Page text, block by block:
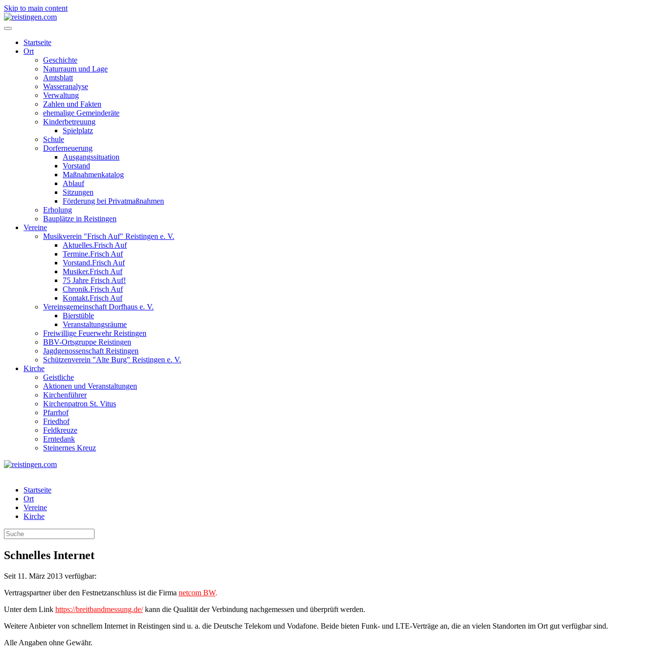
Skip to main content
Startseite
Ort
Geschichte
Naturraum und Lage
Amtsblatt
Wasseranalyse
Verwaltung
Zahlen und Fakten
ehemalige Gemeinderäte
Kinderbetreuung
Spielplatz
Schule
Dorferneuerung
Ausgangssituation
Vorstand
Maßnahmenkatalog
Ablauf
Sitzungen
Förderung bei Privatmaßnahmen
Erholung
Bauplätze in Reistingen
Vereine
Musikverein "Frisch Auf" Reistingen e. V.
Aktuelles.Frisch Auf
Termine.Frisch Auf
Vorstand.Frisch Auf
Musiker.Frisch Auf
75 Jahre Frisch Auf!
Chronik.Frisch Auf
Kontakt.Frisch Auf
Vereinsgemeinschaft Dorfhaus e. V.
Bierstüble
Veranstaltungsräume
Freiwillige Feuerwehr Reistingen
BBV-Ortsgruppe Reistingen
Jagdgenossenschaft Reistingen
Schützenverein "Alte Burg" Reistingen e. V.
Kirche
Geistliche
Aktionen und Veranstaltungen
Kirchenführer
Kirchenpatron St. Vitus
Pfarrhof
Friedhof
Feldkreuze
Erntedank
Steinernes Kreuz
Startseite
Ort
Vereine
Kirche
Schnelles Internet
Seit 11. März 2013 verfügbar:
Vertragspartner über den Festnetzanschluss ist die Firma netcom BW.
Unter dem Link https://breitbandmessung.de/ kann die Qualität der Verbindung nachgemessen und überprüft werden.
Weitere Anbieter von schnellem Internet in Reistingen sind u. a. die Deutsche Telekom und Vodafone. Beide bieten Funk- und LTE-Verträge an, die an vielen Standorten im Ort gut verfügbar sind.
Alle Angaben ohne Gewähr.